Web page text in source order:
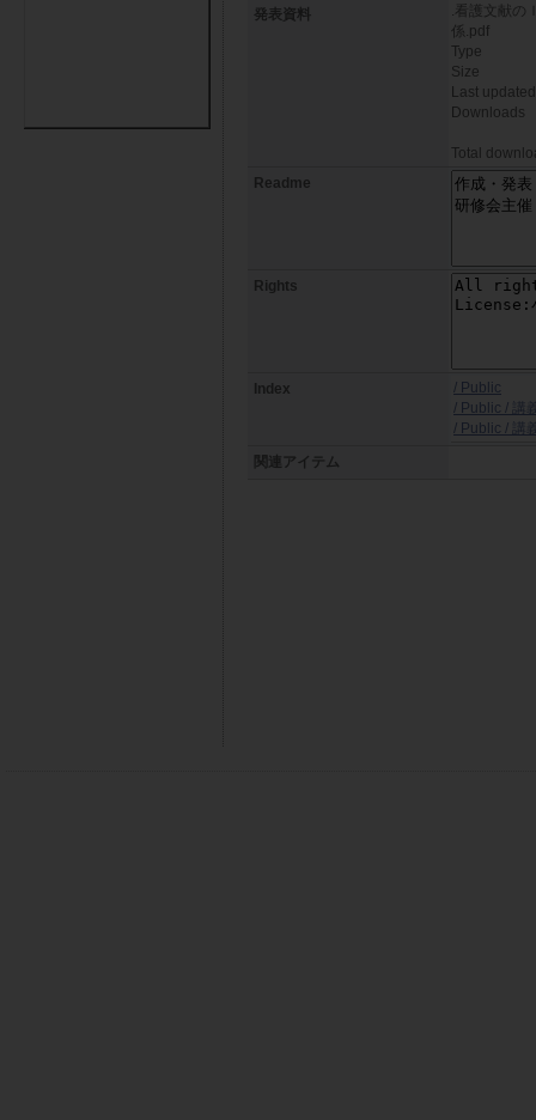
発表資料
.看護文献の
係.pdf
Type
Size
Last updated
Downloads
Total
Readme
Rights
Index
/ Public
/ Public / 講
/ Public / 講
関連アイテム